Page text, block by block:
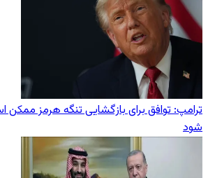
ترامپ: توافق برای بازگشایی تنگه هرمز
شود